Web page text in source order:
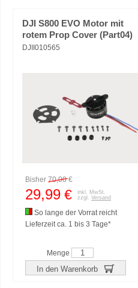
DJI S800 EVO Motor mit
rotem Prop Cover (Part04)
DJII010565
Bisher 70,00€
29,99 €
inkl. MwSt.
zzgl. Versand
So lange der Vorrat reicht
Lieferzeit ca. 1 bis 3 Tage*
Menge
In den Warenkorb